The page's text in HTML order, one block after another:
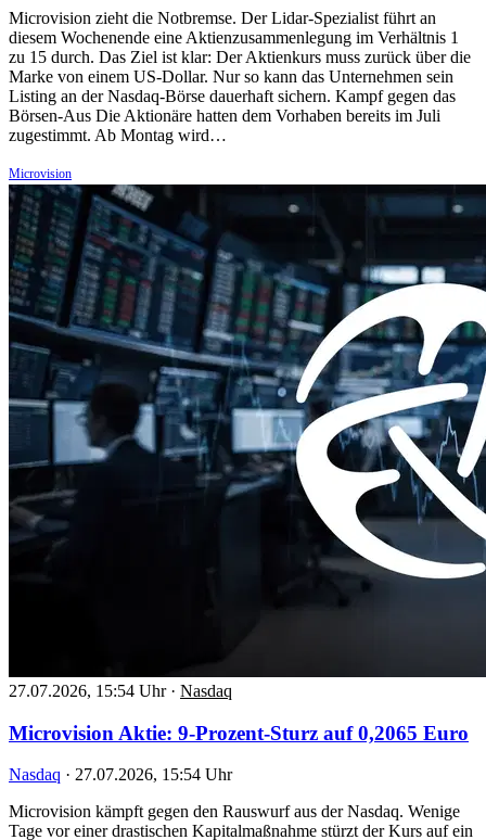
Microvision zieht die Notbremse. Der Lidar-Spezialist führt an
diesem Wochenende eine Aktienzusammenlegung im Verhältnis 1
zu 15 durch. Das Ziel ist klar: Der Aktienkurs muss zurück über die
Marke von einem US-Dollar. Nur so kann das Unternehmen sein
Listing an der Nasdaq-Börse dauerhaft sichern. Kampf gegen das
Börsen-Aus Die Aktionäre hatten dem Vorhaben bereits im Juli
zugestimmt. Ab Montag wird…
Microvision
27.07.2026, 15:54 Uhr · Nasdaq
Microvision Aktie: 9-Prozent-Sturz auf 0,2065 Euro
Nasdaq · 27.07.2026, 15:54 Uhr
Microvision kämpft gegen den Rauswurf aus der Nasdaq. Wenige
Tage vor einer drastischen Kapitalmaßnahme stürzt der Kurs auf ein